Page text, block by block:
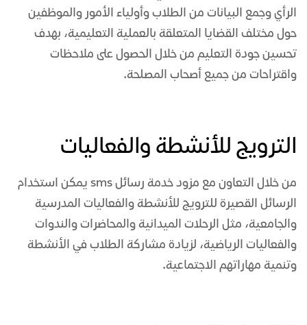
الرأي وجمع البيانات من الطلاب وأولياء الأمور والموظفين
حول مختلف القضايا المتعلقة بالعملية التعليمية، بهدف
تحسين جودة التعليم من خلال الحصول على ملاحظات
واقتراحات من جميع أصحاب المصلحة.
الترويج للأنشطة والفعاليات
من خلال التعاون مع مزود خدمة رسائل sms
يمكن استخدام
الرسائل القصيرة للترويج للأنشطة والفعاليات المدرسية
والجامعية، مثل الرحلات الميدانية والمحاضرات والندوات
والفعاليات الرياضية، لزيادة مشاركة الطلاب في الأنشطة
وتنمية مهاراتهم الاجتماعية.